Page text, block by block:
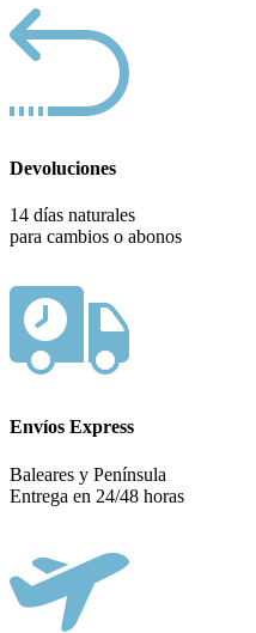
Devoluciones
14 días naturales
para cambios o abonos
Envíos Express
Baleares y Península
Entrega en 24/48 horas